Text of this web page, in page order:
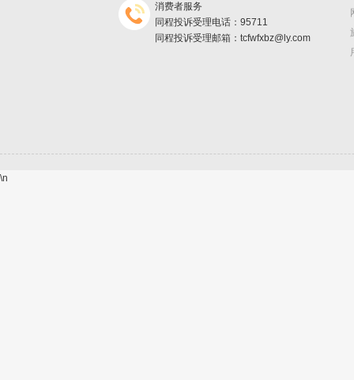
消费者服务
同程投诉受理电话：95711
同程投诉受理邮箱：tcfwfxbz@ly.com
\n